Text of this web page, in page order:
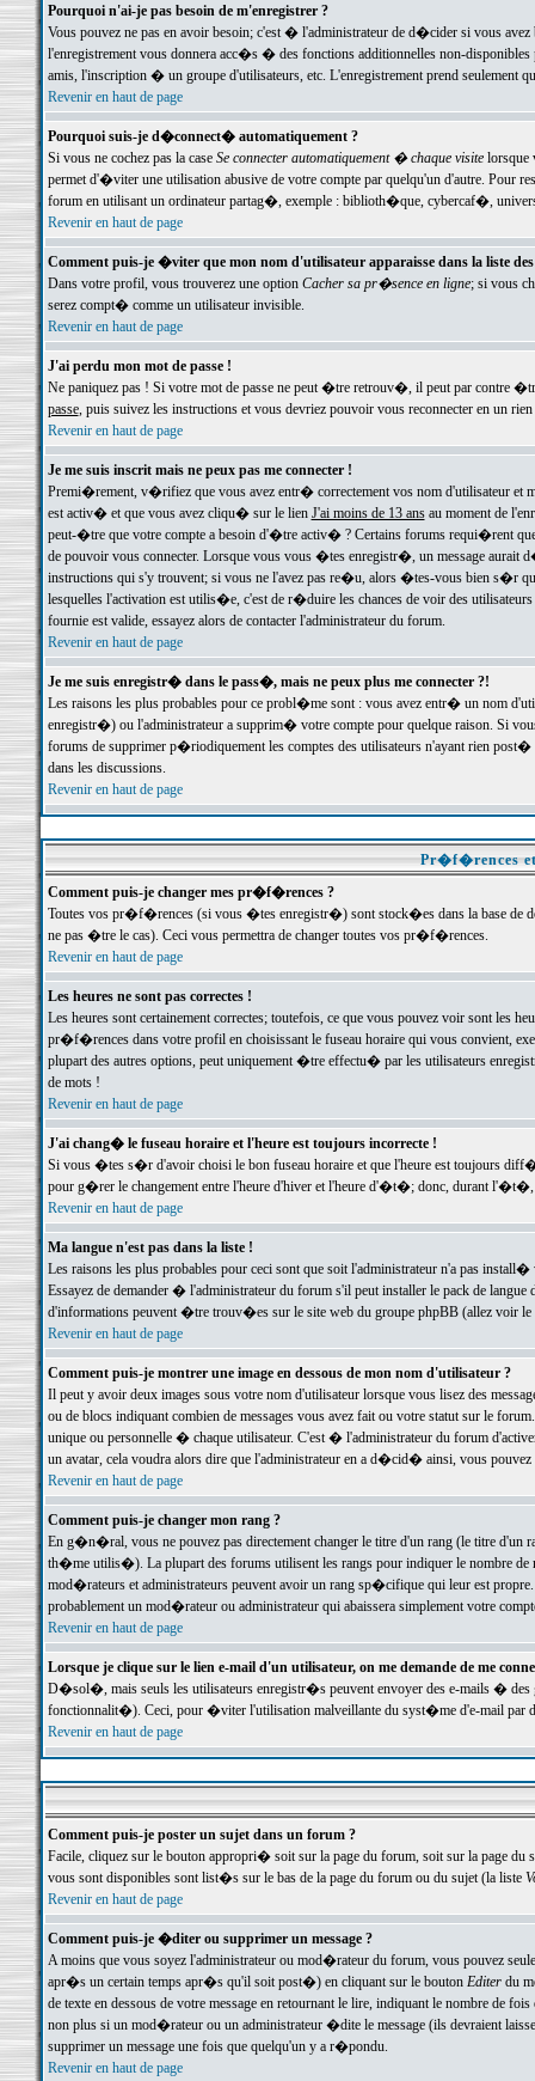
Pourquoi n'ai-je pas besoin de m'enregistrer ?
Vous pouvez ne pas en avoir besoin; c'est � l'administrateur de d�cider si vous
l'enregistrement vous donnera acc�s � des fonctions additionnelles non-
amis, l'inscription � un groupe d'utilisateurs, etc. L'enregistrement prend seulement
Revenir en haut de page
Pourquoi suis-je d�connect� automatiquement ?
Si vous ne cochez pas la case Se connecter automatiquement � chaque visitelorsque
permet d'�viter une utilisation abusive de votre compte par quelqu'un d'autre. Pour
forum en utilisant un ordinateur partag�, exemple : biblioth�que, cybercaf�,
Revenir en haut de page
Comment puis-je �viter que mon nom d'utilisateur apparaisse dans la liste
Dans votre profil, vous trouverez une option Cacher sa pr�sence en ligne; si vous
serez compt� comme un utilisateur invisible.
Revenir en haut de page
J'ai perdu mon mot de passe !
Ne paniquez pas ! Si votre mot de passe ne peut �tre retrouv�, il peut par contre
passe, puis suivez les instructions et vous devriez pouvoir vous reconnecter en un rien
Revenir en haut de page
Je me suis inscrit mais ne peux pas me connecter !
Premi�rement, v�rifiez que vous avez entr� correctement vos nom d'utilisateur
est activ� et que vous avez cliqu� sur le lien J'ai moins de 13 ansau moment de
peut-�tre que votre compte a besoin d'�tre activ� ? Certains forums requi�rent
de pouvoir vous connecter. Lorsque vous vous �tes enregistr�, un message aurait
instructions qui s'y trouvent; si vous ne l'avez pas re�u, alors �tes-vous bien s�r
lesquelles l'activation est utilis�e, c'est de r�duire les chances de voir des
fournie est valide, essayez alors de contacter l'administrateur du forum.
Revenir en haut de page
Je me suis enregistr� dans le pass�, mais ne peux plus me connecter ?!
Les raisons les plus probables pour ce probl�me sont : vous avez entr� un nom
enregistr�) ou l'administrateur a supprim� votre compte pour quelque raison. Si
forums de supprimer p�riodiquement les comptes des utilisateurs n'ayant rien
dans les discussions.
Revenir en haut de page
Pr�f�rences
Comment puis-je changer mes pr�f�rences ?
Toutes vos pr�f�rences (si vous �tes enregistr�) sont stock�es dans la base de
ne pas �tre le cas). Ceci vous permettra de changer toutes vos pr�f�rences.
Revenir en haut de page
Les heures ne sont pas correctes !
Les heures sont certainement correctes; toutefois, ce que vous pouvez voir sont
pr�f�rences dans votre profil en choisissant le fuseau horaire qui vous convient,
plupart des autres options, peut uniquement �tre effectu� par les utilisateurs
de mots !
Revenir en haut de page
J'ai chang� le fuseau horaire et l'heure est toujours incorrecte !
Si vous �tes s�r d'avoir choisi le bon fuseau horaire et que l'heure est toujours
pour g�rer le changement entre l'heure d'hiver et l'heure d'�t�; donc, durant
Revenir en haut de page
Ma langue n'est pas dans la liste !
Les raisons les plus probables pour ceci sont que soit l'administrateur n'a pas
Essayez de demander � l'administrateur du forum s'il peut installer le pack de
d'informations peuvent �tre trouv�es sur le site web du groupe phpBB (allez voir le
Revenir en haut de page
Comment puis-je montrer une image en dessous de mon nom d'utilisateur ?
Il peut y avoir deux images sous votre nom d'utilisateur lorsque vous lisez des
ou de blocs indiquant combien de messages vous avez fait ou votre statut sur le
unique ou personnelle � chaque utilisateur. C'est � l'administrateur du forum
un avatar, cela voudra alors dire que l'administrateur en a d�cid� ainsi, vous
Revenir en haut de page
Comment puis-je changer mon rang ?
En g�n�ral, vous ne pouvez pas directement changer le titre d'un rang (le titre d'un
th�me utilis�). La plupart des forums utilisent les rangs pour indiquer le nombre de
mod�rateurs et administrateurs peuvent avoir un rang sp�cifique qui leur est
probablement un mod�rateur ou administrateur qui abaissera simplement votre
Revenir en haut de page
Lorsque je clique sur le lien e-mail d'un utilisateur, on me demande de me
D�sol�, mais seuls les utilisateurs enregistr�s peuvent envoyer des e-mails �
fonctionnalit�). Ceci, pour �viter l'utilisation malveillante du syst�me d'e-mail par
Revenir en haut de page
Comment puis-je poster un sujet dans un forum ?
Facile, cliquez sur le bouton appropri� soit sur la page du forum, soit sur la page du
vous sont disponibles sont list�s sur le bas de la page du forum ou du sujet (la liste
Revenir en haut de page
Comment puis-je �diter ou supprimer un message ?
A moins que vous soyez l'administrateur ou mod�rateur du forum, vous pouvez
apr�s un certain temps apr�s qu'il soit post�) en cliquant sur le bouton Editerdu
de texte en dessous de votre message en retournant le lire, indiquant le nombre
non plus si un mod�rateur ou un administrateur �dite le message (ils devraient
supprimer un message une fois que quelqu'un y a r�pondu.
Revenir en haut de page